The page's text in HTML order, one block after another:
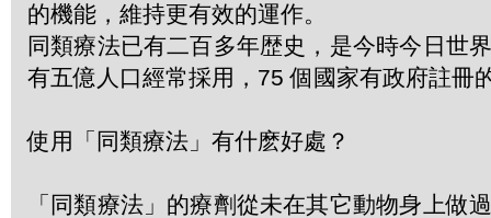
的機能，維持更有效的運作。
同類療法已有二百多年歴史，是今時今日世
有五億人口經常採用，75 個國家有政府註冊
使用「同類療法」有什麽好處？
「同類療法」的療劑從未在其它動物身上做